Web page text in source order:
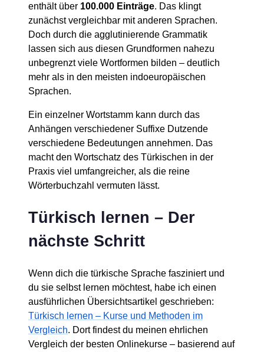
enthält über 100.000 Einträge. Das klingt
zunächst vergleichbar mit anderen Sprachen.
Doch durch die agglutinierende Grammatik
lassen sich aus diesen Grundformen nahezu
unbegrenzt viele Wortformen bilden – deutlich
mehr als in den meisten indoeuropäischen
Sprachen.
Ein einzelner Wortstamm kann durch das
Anhängen verschiedener Suffixe Dutzende
verschiedene Bedeutungen annehmen. Das
macht den Wortschatz des Türkischen in der
Praxis viel umfangreicher, als die reine
Wörterbuchzahl vermuten lässt.
Türkisch lernen – Der
nächste Schritt
Wenn dich die türkische Sprache fasziniert und
du sie selbst lernen möchtest, habe ich einen
ausführlichen Übersichtsartikel geschrieben:
Türkisch lernen – Kurse und Methoden im
Vergleich. Dort findest du meinen ehrlichen
Vergleich der besten Onlinekurse – basierend auf